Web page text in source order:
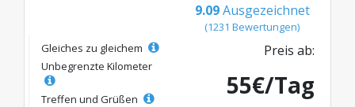
9.09 Ausgezeichnet
(1231 Bewertungen)
Gleiches zu gleichem
Unbegrenzte Kilometer
Treffen und Grüßen
Preis ab:
55€/Tag